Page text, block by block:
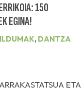
150
EGINA!
, DANTZA
ETA